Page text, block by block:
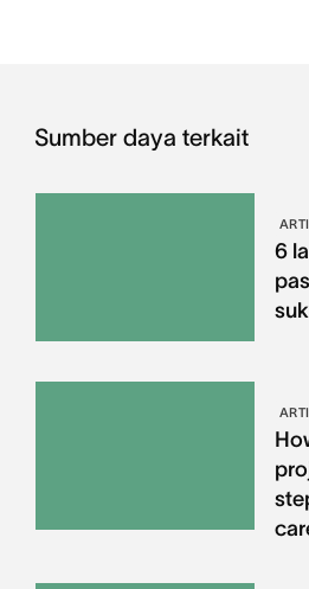
Sumber daya terkait
6